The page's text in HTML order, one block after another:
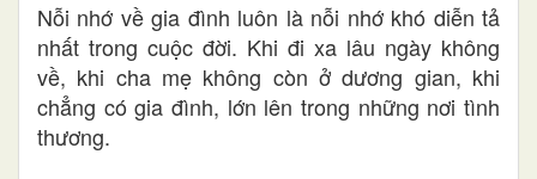
Nỗi nhớ về gia đình luôn là nỗi nhớ khó diễn tả
nhất trong cuộc đời. Khi đi xa lâu ngày không
về, khi cha mẹ không còn ở dương gian, khi
chẳng có gia đình, lớn lên trong những nơi tình
thương.